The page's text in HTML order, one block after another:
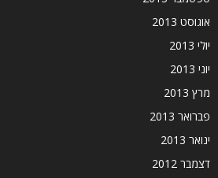
אוגוסט 2013
יולי 2013
יוני 2013
מרץ 2013
פברואר 2013
ינואר 2013
דצמבר 2012